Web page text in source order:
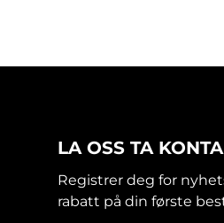
LA OSS TA
Registrer deg for
rabatt på din første